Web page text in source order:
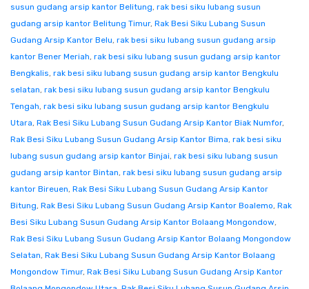
susun gudang arsip kantor Belitung, rak besi siku lubang susun
gudang arsip kantor Belitung Timur, Rak Besi Siku Lubang Susun
Gudang Arsip Kantor Belu, rak besi siku lubang susun gudang arsip
kantor Bener Meriah, rak besi siku lubang susun gudang arsip kantor
Bengkalis, rak besi siku lubang susun gudang arsip kantor Bengkulu
selatan, rak besi siku lubang susun gudang arsip kantor Bengkulu
Tengah, rak besi siku lubang susun gudang arsip kantor Bengkulu
Utara, Rak Besi Siku Lubang Susun Gudang Arsip Kantor Biak Numfor,
Rak Besi Siku Lubang Susun Gudang Arsip Kantor Bima, rak besi siku
lubang susun gudang arsip kantor Binjai, rak besi siku lubang susun
gudang arsip kantor Bintan, rak besi siku lubang susun gudang arsip
kantor Bireuen, Rak Besi Siku Lubang Susun Gudang Arsip Kantor
Bitung, Rak Besi Siku Lubang Susun Gudang Arsip Kantor Boalemo, Rak
Besi Siku Lubang Susun Gudang Arsip Kantor Bolaang Mongondow,
Rak Besi Siku Lubang Susun Gudang Arsip Kantor Bolaang Mongondow
Selatan, Rak Besi Siku Lubang Susun Gudang Arsip Kantor Bolaang
Mongondow Timur, Rak Besi Siku Lubang Susun Gudang Arsip Kantor